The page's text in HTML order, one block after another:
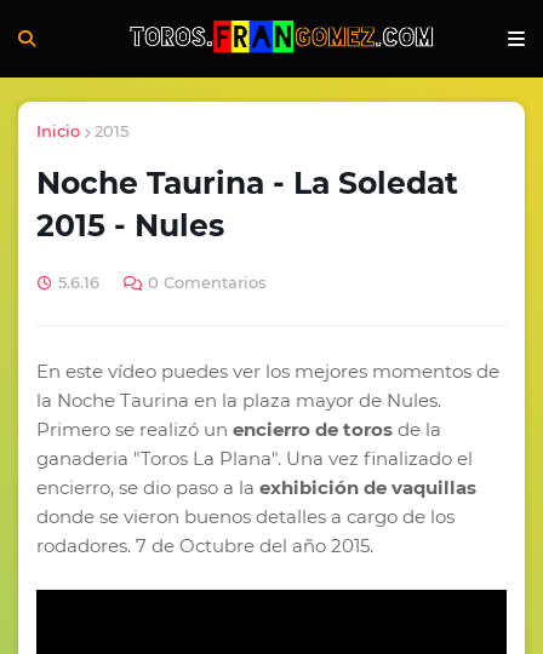
Inicio 2015
Noche Taurina - La Soledat
2015 - Nules
5.6.16 0 Comentarios
En este vídeo puedes ver los mejores momentos de
la Noche Taurina en la plaza mayor de Nules.
Primero se realizó un encierro de toros de la
ganaderia "Toros La Plana". Una vez finalizado el
encierro, se dio paso a la exhibición de vaquillas
donde se vieron buenos detalles a cargo de los
rodadores. 7 de Octubre del año 2015.